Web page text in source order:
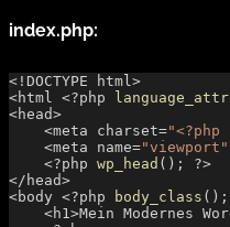
index.php:
<!DOCTYPE html>
<html <?php
<head>
    <meta charset=
    <meta name=
"viewport"
    <?php
wp_head (); ?>
</head>
<body <?php
body_class ();
<h1>Mein Modernes